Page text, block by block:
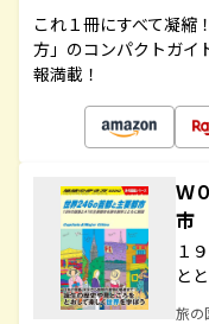
これ１冊にすべて凝縮
方」のコンパクトガイ
報満載！
Ｗ
市
１
と
旅の